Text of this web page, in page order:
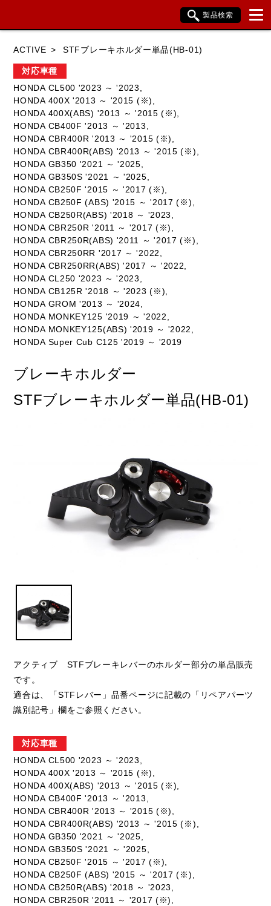
製品検索
HONDA YAMAHA SUZUKI
KAWASAKI BMW DUCATI
HARLEY DAVIDSON
閉じる
ACTIVE STFブレーキホルダー単品(HB-01)
対応車種
HONDA CL500 '2023 ～ '2023,
HONDA 400X '2013 ～ '2015 (※),
HONDA 400X(ABS) '2013 ～ '2015 (※),
HONDA CB400F '2013 ～ '2013,
HONDA CBR400R '2013 ～ '2015 (※),
HONDA CBR400R(ABS) '2013 ～ '2015 (※),
HONDA GB350 '2021 ～ '2025,
HONDA GB350S '2021 ～ '2025,
HONDA CB250F '2015 ～ '2017 (※),
HONDA CB250F (ABS) '2015 ～ '2017 (※),
HONDA CB250R(ABS) '2018 ～ '2023,
HONDA CBR250R '2011 ～ '2017 (※),
HONDA CBR250R(ABS) '2011 ～ '2017 (※),
HONDA CBR250RR '2017 ～ '2022,
HONDA CBR250RR(ABS) '2017 ～ '2022,
HONDA CL250 '2023 ～ '2023,
HONDA CB125R '2018 ～ '2023 (※),
HONDA GROM '2013 ～ '2024,
HONDA MONKEY125 '2019 ～ '2022,
HONDA MONKEY125(ABS) '2019 ～ '2022,
HONDA Super Cub C125 '2019 ～ '2019
ブレーキホルダー
STFブレーキホルダー単品(HB-01)
アクティブ STFブレーキレバーのホルダー部分の単品販売
です。
適合は、「STFレバー」品番ページに記載の「リペアパーツ
識別記号」欄をご参照ください。
対応車種
HONDA CL500 '2023 ～ '2023,
HONDA 400X '2013 ～ '2015 (※),
HONDA 400X(ABS) '2013 ～ '2015 (※),
HONDA CB400F '2013 ～ '2013,
HONDA CBR400R '2013 ～ '2015 (※),
HONDA CBR400R(ABS) '2013 ～ '2015 (※),
HONDA GB350 '2021 ～ '2025,
HONDA GB350S '2021 ～ '2025,
HONDA CB250F '2015 ～ '2017 (※),
HONDA CB250F (ABS) '2015 ～ '2017 (※),
HONDA CB250R(ABS) '2018 ～ '2023,
HONDA CBR250R '2011 ～ '2017 (※),